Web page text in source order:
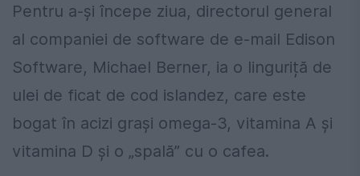
Pentru a-și începe ziua, directorul general
al companiei de software de e-mail Edison
Software, Michael Berner, ia o linguriță de
ulei de ficat de cod islandez, care este
bogat în acizi grași omega-3, vitamina A și
vitamina D și o „spală” cu o cafea.